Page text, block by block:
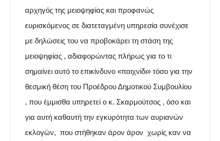
αρχηγός της μειοψηφίας και προφανώς
ευρισκόμενος σε διατεταγμένη υπηρεσία συνέχισε
με δηλώσεις του να προβοκάρει τη στάση της
μειοψηφίας , αδιαφορώντας πλήρως για το τι
σημαίνει αυτό το επικίνδυνο «παιχνίδι» τόσο για την
θεσμική θέση του Προέδρου Δημοτικού Συμβουλίου
, που έμμισθα υπηρετεί ο κ. Σκαρμούτσος , όσο και
για αυτή καθαυτή την εγκυρότητα των αυριανών
εκλογών, που στήθηκαν άρον άρον χωρίς καν να